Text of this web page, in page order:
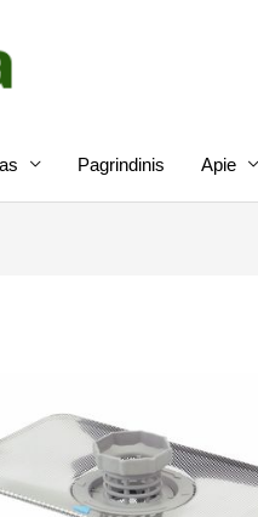
Pagrindinis Apie